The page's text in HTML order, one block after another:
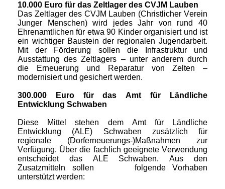
10.000 Euro für das Zeltlager des CVJM Lauben
Das Zeltlager des CVJM Lauben (Christlicher Verein
Junger Menschen) wird jedes Jahr von rund 40
Ehrenamtlichen für etwa 90 Kinder organisiert und ist
ein wichtiger Baustein der regionalen Jugendarbeit.
Mit der Förderung sollen die Infrastruktur und
Ausstattung des Zeltlagers – unter anderem durch
die Erneuerung und Reparatur von Zelten –
modernisiert und gesichert werden.
300.000 Euro für das Amt für Ländliche
Entwicklung Schwaben
Diese Mittel stehen dem Amt für Ländliche
Entwicklung (ALE) Schwaben zusätzlich für
regionale (Dorferneuerungs-)Maßnahmen zur
Verfügung. Über die fachlich geeignete Verwendung
entscheidet das ALE Schwaben. Aus den
Zusatzmitteln sollen folgende Vorhaben
unterstützt werden: